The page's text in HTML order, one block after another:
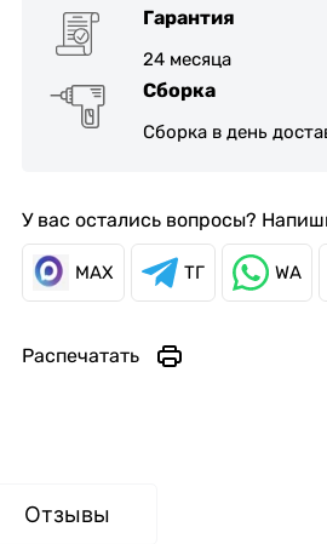
Гарантия
24 месяца
Сборка
Сборка в день
У вас остались вопросы?
MAX ТГ WA
Распечатать
Отзывы